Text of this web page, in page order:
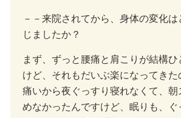
－－来院されてから、身体の変化
じましたか？
まず、ずっと腰痛と肩こりが結構
けど、それもだいぶ楽になってきた
痛いから夜ぐっすり寝れなくて、朝
めなかったんですけど、眠りも、ぐ